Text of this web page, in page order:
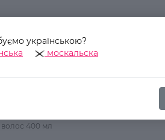
400 мл
українською?
москальска